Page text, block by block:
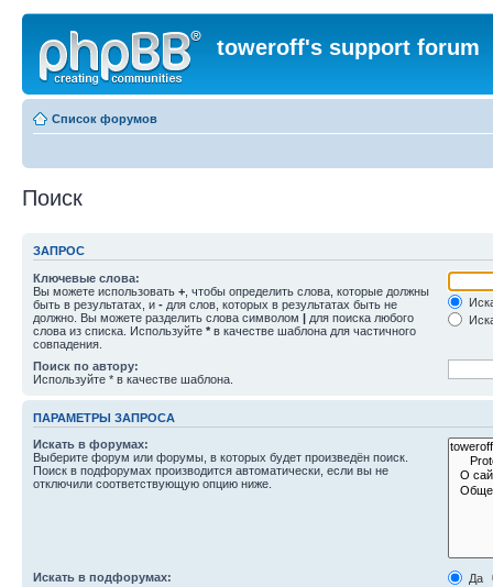
toweroff's support forum
Список форумов
Поиск
ЗАПРОС
Ключевые слова:
Вы можете использовать + , чтобы определить слова, которые должны
быть в результатах, и - для слов, которых в результатах быть не
должно. Вы можете разделить слова символом | для поиска любого
слова из списка. Используйте * в качестве шаблона для частичного
совпадения.
Поиск по автору:
Используйте * в качестве шаблона.
ПАРАМЕТРЫ ЗАПРОСА
Искать в форумах:
Выберите форум или форумы, в которых будет произведён поиск.
Поиск в подфорумах производится автоматически, если вы не
отключили соответствующую опцию ниже.
Искать в подфорумах:
Да